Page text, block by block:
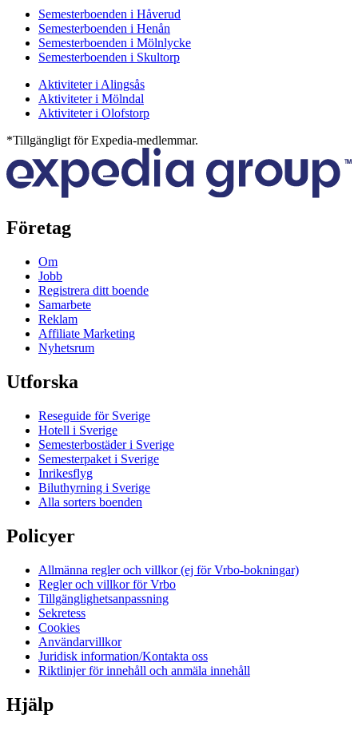
Semesterboenden i Håverud
Semesterboenden i Henån
Semesterboenden i Mölnlycke
Semesterboenden i Skultorp
Aktiviteter i Alingsås
Aktiviteter i Mölndal
Aktiviteter i Olofstorp
*Tillgängligt för Expedia-medlemmar.
Företag
Om
Jobb
Registrera ditt boende
Samarbete
Reklam
Affiliate Marketing
Nyhetsrum
Utforska
Reseguide för Sverige
Hotell i Sverige
Semesterbostäder i Sverige
Semesterpaket i Sverige
Inrikesflyg
Biluthyrning i Sverige
Alla sorters boenden
Policyer
Allmänna regler och villkor (ej för Vrbo-bokningar)
Regler och villkor för Vrbo
Tillgänglighetsanpassning
Sekretess
Cookies
Användarvillkor
Juridisk information/Kontakta oss
Riktlinjer för innehåll och anmäla innehåll
Hjälp